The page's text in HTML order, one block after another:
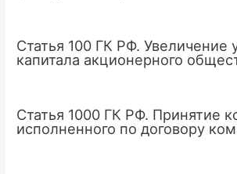
Статья 100 ГК РФ. Увеличение
капитала акционерного
Статья 1000 ГК РФ. Принятие
исполненного по договору